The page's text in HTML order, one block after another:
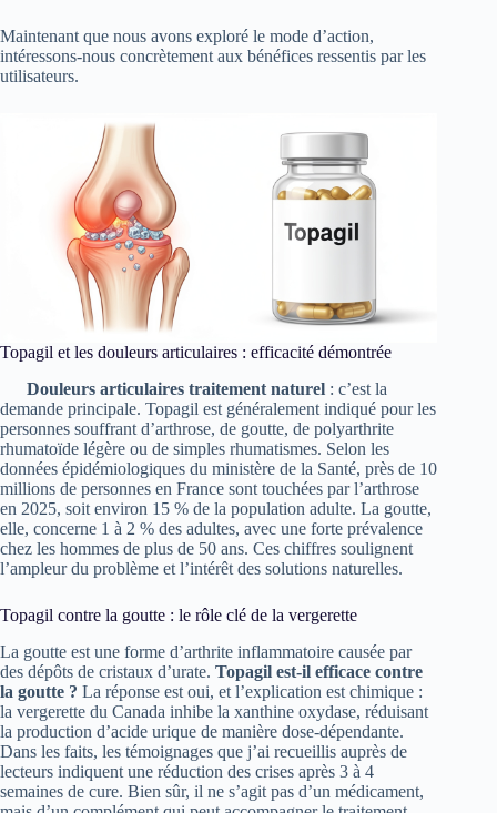
Maintenant que nous avons exploré le mode d’action,
intéressons-nous concrètement aux bénéfices ressentis par les
utilisateurs.
Topagil et les douleurs articulaires : efficacité démontrée
Douleurs articulaires traitement naturel : c’est la
demande principale. Topagil est généralement indiqué pour les
personnes souffrant d’arthrose, de goutte, de polyarthrite
rhumatoïde légère ou de simples rhumatismes. Selon les
données épidémiologiques du ministère de la Santé, près de 10
millions de personnes en France sont touchées par l’arthrose
en 2025, soit environ 15 % de la population adulte. La goutte,
elle, concerne 1 à 2 % des adultes, avec une forte prévalence
chez les hommes de plus de 50 ans. Ces chiffres soulignent
l’ampleur du problème et l’intérêt des solutions naturelles.
Topagil contre la goutte : le rôle clé de la vergerette
La goutte est une forme d’arthrite inflammatoire causée par
des dépôts de cristaux d’urate. Topagil est-il efficace contre
la goutte ? La réponse est oui, et l’explication est chimique :
la vergerette du Canada inhibe la xanthine oxydase, réduisant
la production d’acide urique de manière dose-dépendante.
Dans les faits, les témoignages que j’ai recueillis auprès de
lecteurs indiquent une réduction des crises après 3 à 4
semaines de cure. Bien sûr, il ne s’agit pas d’un médicament,